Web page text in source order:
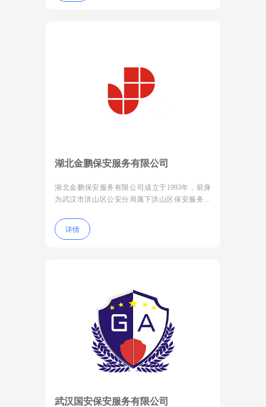
湖北金鹏保安服务有限公司
湖北金鹏保安服务有限公司成立于1993年，前身
为武汉市洪山区公安分局属下洪山区保安服务公
山区保安服务公司，公司更名为湖北金鹏保安服
务有限公司。
详情
武汉国安保安服务有限公司